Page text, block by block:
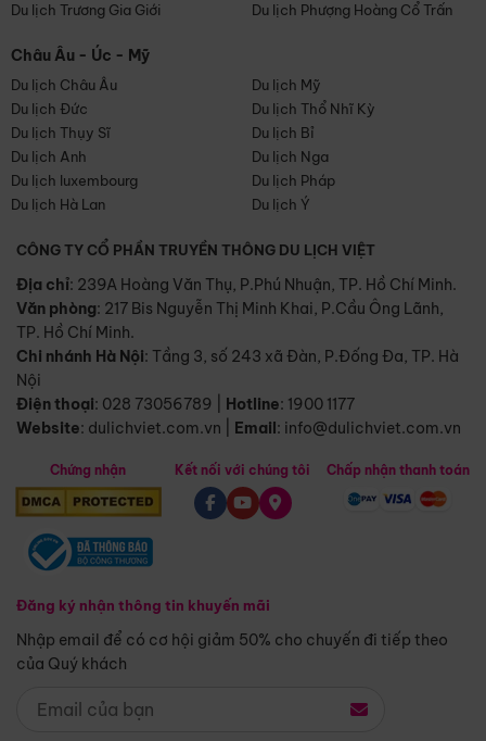
Du lịch Trương Gia Giới
Du lịch Phượng Hoàng Cổ Trấn
Châu Âu - Úc - Mỹ
Du lịch Châu Âu
Du lịch Mỹ
Du lịch Đức
Du lịch Thổ Nhĩ Kỳ
Du lịch Thụy Sĩ
Du lịch Bỉ
Du lịch Anh
Du lịch Nga
Du lịch luxembourg
Du lịch Pháp
Du lịch Hà Lan
Du lịch Ý
CÔNG TY CỔ PHẦN TRUYỀN THÔNG DU LỊCH VIỆT
Địa chỉ: 239A Hoàng Văn Thụ, P.Phú Nhuận, TP. Hồ Chí Minh.
Văn phòng: 217 Bis Nguyễn Thị Minh Khai, P.Cầu Ông Lãnh,
TP. Hồ Chí Minh.
Chi nhánh Hà Nội: Tầng 3, số 243 xã Đàn, P.Đống Đa, TP. Hà
Nội
Điện thoại: 028 73056789 Hotline: 1900 1177
Website: dulichviet.com.vn Email: info@dulichviet.com.vn
Chứng nhận
Đăng ký nhận thông tin khuyến mãi
Nhập email để có cơ hội giảm 50% cho chuyến đi tiếp theo
của Quý khách
Kết nối với chúng tôi Chấp nhận thanh toán